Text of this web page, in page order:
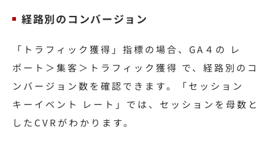
経路別のコンバージョン
「トラフィック獲得」指標の場合、GA４の レ
ポート＞集客＞トラフィック獲得 で、経路別のコ
ンバージョン数を確認できます。「セッション
キーイベント レート」では、セッションを母数と
したCVRがわかります。